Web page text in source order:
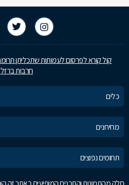
קול קורא לפרסום לעמותות שתכליתן
חרבות ברזל
כלים
מחירונים
תחומים נפוצים